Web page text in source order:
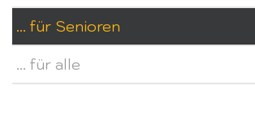
... für Senioren
... für alle